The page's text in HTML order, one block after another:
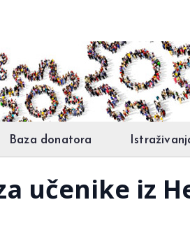
Baza donatora
učenike iz